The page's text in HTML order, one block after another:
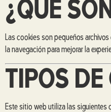
¿QUÉ
Las cookies son pequeños
la navegación para mejorar la
TIPOS
Este sitio web utiliza las siguientes